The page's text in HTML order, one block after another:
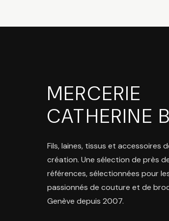
MERCERIE
CATHERINE B
Fils, laines, tissus et accessoires
création. Une sélection de près
références, sélectionnées pour
passionnés de couture et de
Genève depuis 2007.